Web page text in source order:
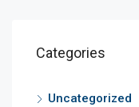
Categories
Uncategorized